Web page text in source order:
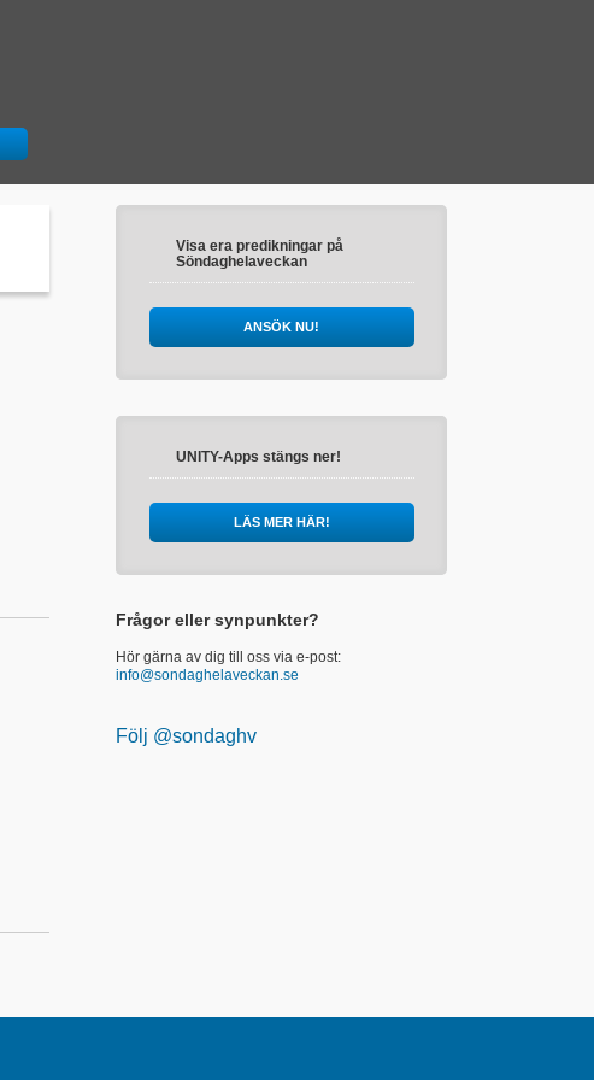
Visa era predikningar på
Söndaghelaveckan
ANSÖK NU!
UNITY-Apps stängs ner!
LÄS MER HÄR!
Frågor eller synpunkter?
Hör gärna av dig till oss via e-post:
info@sondaghelaveckan.se
Följ @sondaghv